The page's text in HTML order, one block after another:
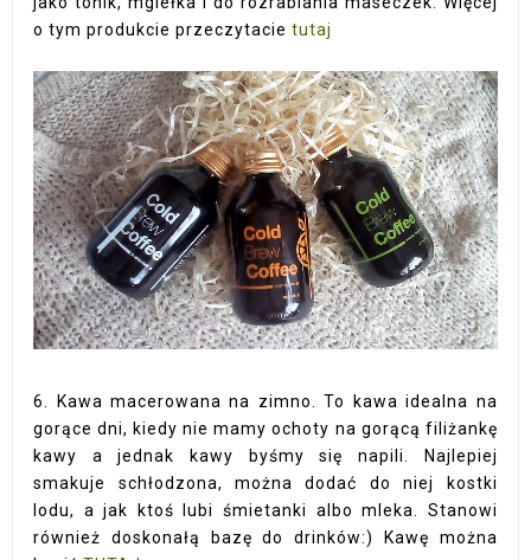
o tym produkcie przeczytacietutaj
6. Kawa macerowana na zimno. To kawa idealna na
gorące dni, kiedy nie mamy ochoty na gorącą filiżankę
kawy a jednak kawy byśmy się napili. Najlepiej
smakuje schłodzona, można dodać do niej kostki
lodu, a jak ktoś lubi śmietanki albo mleka. Stanowi
również doskonałą bazę do drinków:) Kawę można